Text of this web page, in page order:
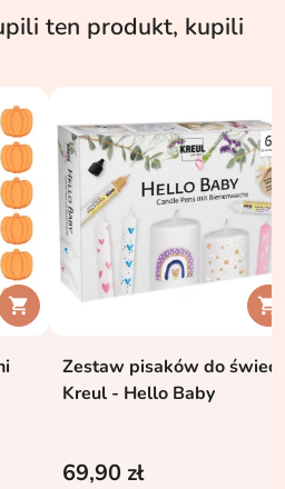
ten produkt, kupili
 
Zestaw pisaków do świec
Kreul - Hello Baby
69,90 zł